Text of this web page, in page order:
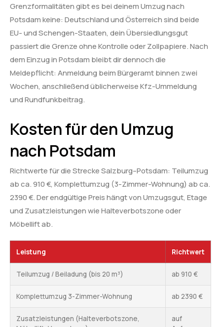
Grenzformalitäten gibt es bei deinem Umzug nach
Potsdam keine: Deutschland und Österreich sind beide
EU- und Schengen-Staaten, dein Übersiedlungsgut
passiert die Grenze ohne Kontrolle oder Zollpapiere. Nach
dem Einzug in Potsdam bleibt dir dennoch die
Meldepflicht: Anmeldung beim Bürgeramt binnen zwei
Wochen, anschließend üblicherweise Kfz-Ummeldung
und Rundfunkbeitrag.
Kosten für den Umzug
nach Potsdam
Richtwerte für die Strecke Salzburg–Potsdam: Teilumzug
ab ca. 910 €, Komplettumzug (3-Zimmer-Wohnung) ab ca.
2390 €. Der endgültige Preis hängt von Umzugsgut, Etage
und Zusatzleistungen wie Halteverbotszone oder
Möbellift ab.
Leistung Richtwert
Teilumzug / Beiladung (bis 20 m³) ab 910 €
Komplettumzug 3-Zimmer-Wohnung ab 2390 €
Zusatzleistungen (Halteverbotszone,
auf